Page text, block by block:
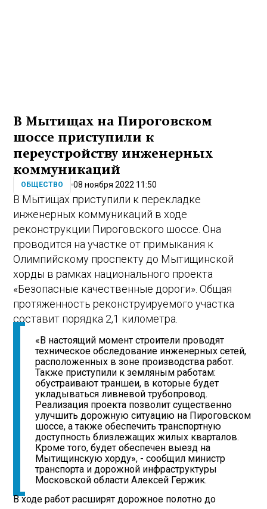
В Мытищах на Пироговском
шоссе приступили к
переустройству инженерных
коммуникаций
ОБЩЕСТВО 08 ноября 2022 11:50
В Мытищах приступили к перекладке
инженерных коммуникаций в ходе
реконструкции Пироговского шоссе. Она
проводится на участке от примыкания к
Олимпийскому проспекту до Мытищинской
хорды в рамках национального проекта
«Безопасные качественные дороги». Общая
протяженность реконструируемого участка
составит порядка 2,1 километра.
«В настоящий момент строители проводят
техническое обследование инженерных сетей,
расположенных в зоне производства работ.
Также приступили к земляным работам:
обустраивают траншеи, в которые будет
укладываться ливневой трубопровод.
Реализация проекта позволит существенно
улучшить дорожную ситуацию на Пироговском
шоссе, а также обеспечить транспортную
доступность близлежащих жилых кварталов.
Кроме того, будет обеспечен выезд на
Мытищинскую хорду», - сообщил министр
транспорта и дорожной инфраструктуры
Московской области Алексей Гержик.
В ходе работ расширят дорожное полотно до